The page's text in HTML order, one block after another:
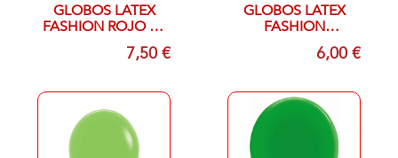
GLOBOS LATEX
FASHION ROJO 30
CTM 50 UNIDADES
7,50 €
GLOBOS LATEX
FASHION
EUCALIPTO 027 R-
6,00 €